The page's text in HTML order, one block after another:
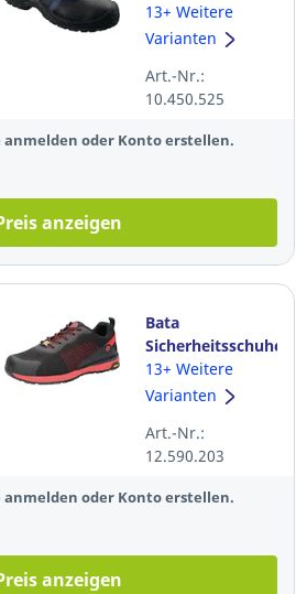
Luca 270000, S3
SRC, GR. 43,
13+ Weitere
Varianten
Art.-Nr.:
10.450.525
anmelden oder Konto erstellen.
anzeigen
Bata
Sicherheitsschuhe
Spark 719-66426,
S1P ESD SRC,
schwarz/rot
13+ Weitere
Varianten
Art.-Nr.:
12.590.203
anmelden oder Konto erstellen.
anzeigen